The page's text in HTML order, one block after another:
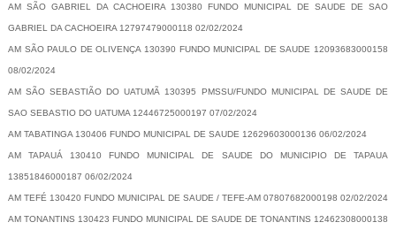
AM SÃO GABRIEL DA CACHOEIRA 130380 FUNDO MUNICIPAL DE SAUDE DE SAO
GABRIEL DA CACHOEIRA 12797479000118 02/02/2024
AM SÃO PAULO DE OLIVENÇA 130390 FUNDO MUNICIPAL DE SAUDE 12093683000158
08/02/2024
AM SÃO SEBASTIÃO DO UATUMÃ 130395 PMSSU/FUNDO MUNICIPAL DE SAUDE DE
SAO SEBASTIO DO UATUMA 12446725000197 07/02/2024
AM TABATINGA 130406 FUNDO MUNICIPAL DE SAUDE 12629603000136 06/02/2024
AM TAPAUÁ 130410 FUNDO MUNICIPAL DE SAUDE DO MUNICIPIO DE TAPAUA
13851846000187 06/02/2024
AM TEFÉ 130420 FUNDO MUNICIPAL DE SAUDE / TEFE-AM 07807682000198 02/02/2024
AM TONANTINS 130423 FUNDO MUNICIPAL DE SAUDE DE TONANTINS 12462308000138